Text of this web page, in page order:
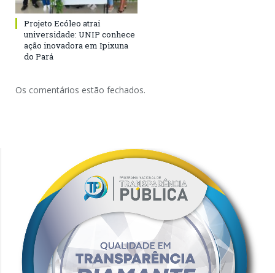
Projeto Ecóleo atrai
universidade: UNIP conhece
ação inovadora em Ipixuna
do Pará
Os comentários estão fechados.